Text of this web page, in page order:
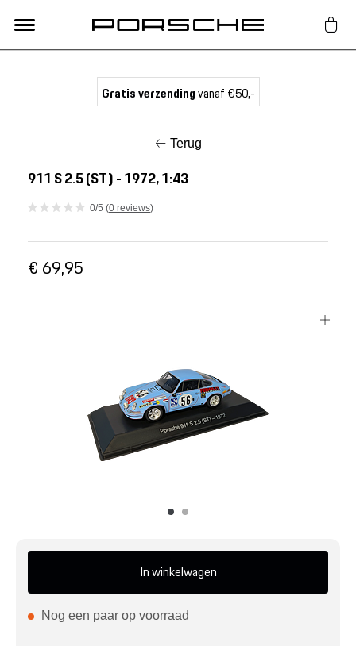
Nieuw
Acties
Klantenservice
Meer Porsche
Gratis verzendingvanaf €50,-
Terug
911 S 2.5 (ST) - 1972, 1:43
0/5 (0 reviews)
€ 69,95
In winkelwagen
Nog een paar op voorraad